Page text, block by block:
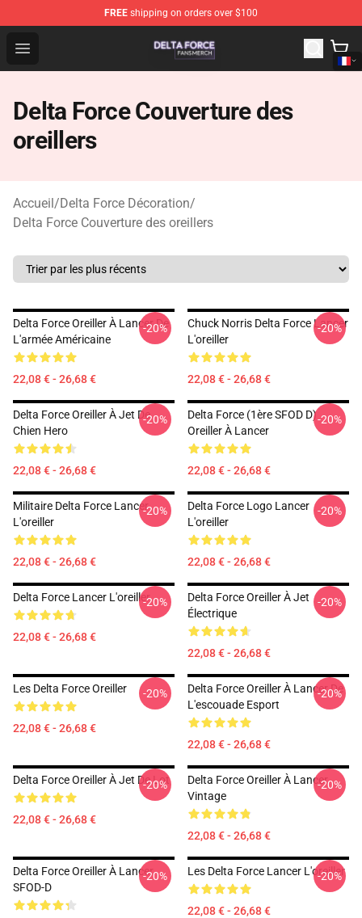
FREE shipping on orders over $100
Open menu
Delta Force Shop - Official Delta Force Merchandise
Delta Force Couverture des
oreillers
Accueil/Delta Force Décoration/
Delta Force Couverture des oreillers
Delta Force Oreiller À Lancer De
L'armée Américaine
22,08 € - 26,68 €
-20%
Chuck Norris Delta Force Lancer
L'oreiller
22,08 € - 26,68 €
-20%
Delta Force Oreiller À Jet De
Chien Hero
22,08 € - 26,68 €
-20%
Delta Force (1ère SFOD D)
Oreiller À Lancer
22,08 € - 26,68 €
-20%
Militaire Delta Force Lancer
L'oreiller
22,08 € - 26,68 €
-20%
Delta Force Logo Lancer
L'oreiller
22,08 € - 26,68 €
-20%
Delta Force Lancer L'oreiller
22,08 € - 26,68 €
-20%
Delta Force Oreiller À Jet
Électrique
22,08 € - 26,68 €
-20%
Les Delta Force Oreiller
22,08 € - 26,68 €
-20%
Delta Force Oreiller À Lancer De
L'escouade Esport
22,08 € - 26,68 €
-20%
Delta Force Oreiller À Jet De Lot
22,08 € - 26,68 €
-20%
Delta Force Oreiller À Lancer
Vintage
22,08 € - 26,68 €
-20%
Delta Force Oreiller À Lancer
SFOD-D
-20% Les Delta Force Lancer L'oreiller
22,08 € - 26,68 €
-20%